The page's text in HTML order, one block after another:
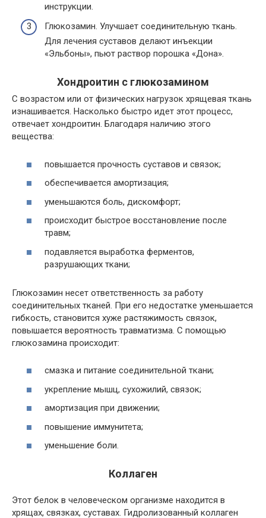
инструкции.
Глюкозамин. Улучшает соединительную ткань.
Для лечения суставов делают инъекции
«Эльбоны», пьют раствор порошка «Дона».
Хондроитин с глюкозамином
С возрастом или от физических нагрузок хрящевая ткань
изнашивается. Насколько быстро идет этот процесс,
отвечает хондроитин. Благодаря наличию этого
вещества:
повышается прочность суставов и связок;
обеспечивается амортизация;
уменьшаются боль, дискомфорт;
происходит быстрое восстановление после
травм;
подавляется выработка ферментов,
разрушающих ткани;
Глюкозамин несет ответственность за работу
соединительных тканей. При его недостатке уменьшается
гибкость, становится хуже растяжимость связок,
повышается вероятность травматизма. С помощью
глюкозамина происходит:
смазка и питание соединительной ткани;
укрепление мышц, сухожилий, связок;
амортизация при движении;
повышение иммунитета;
уменьшение боли.
Коллаген
Этот белок в человеческом организме находится в
хрящах, связках, суставах. Гидролизованный коллаген